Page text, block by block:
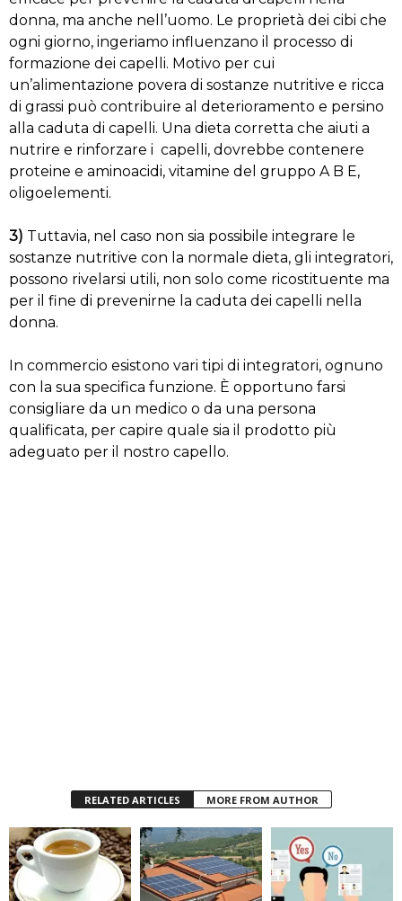
donna, ma anche nell’uomo. Le proprietà dei cibi che
ogni giorno, ingeriamo influenzano il processo di
formazione dei capelli. Motivo per cui
un’alimentazione povera di sostanze nutritive e ricca
di grassi può contribuire al deterioramento e persino
alla caduta di capelli. Una dieta corretta che aiuti a
nutrire e rinforzare i capelli, dovrebbe contenere
proteine e aminoacidi, vitamine del gruppo A B E,
oligoelementi.
3) Tuttavia, nel caso non sia possibile integrare le
sostanze nutritive con la normale dieta, gli integratori,
possono rivelarsi utili, non solo come ricostituente ma
per il fine di prevenirne la caduta dei capelli nella
donna.
In commercio esistono vari tipi di integratori, ognuno
con la sua specifica funzione. È opportuno farsi
consigliare da un medico o da una persona
qualificata, per capire quale sia il prodotto più
adeguato per il nostro capello.
RELATED ARTICLES MORE FROM AUTHOR